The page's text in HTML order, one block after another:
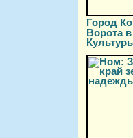
Город
Ворота